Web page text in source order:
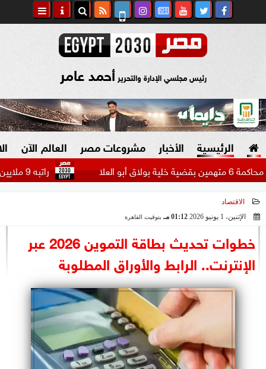
رئيس مجلسي الإدارة والتحرير أحمد عامر
الرئيسية الأخبار
السياسة
الرئاسة
البرلمان
الوزارات
الأحزاب
مشروعات مصر العالم الآن
راتبه 9 ملايين دولار.. بيراميدز يتحرك لضم مهاجم الاتحاد السعودي...
الاقتصاد
الإثنين، 1 يونيو 2026
01:12 مـ بتوقيت القاهرة
خطوات تحديث بطاقة التموين 2026 عبر
الإنترنت.. الرابط والأوراق المطلوبة